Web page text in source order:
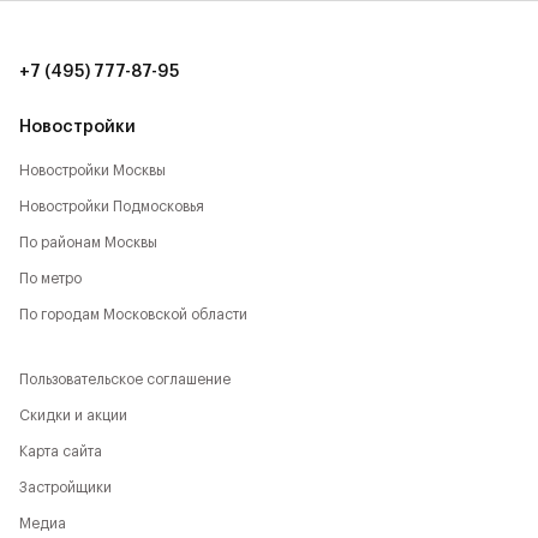
- Парк Будущего,
- Национальный парк,
- Лосиный остров,
- Главный Ботанический сад,
- ВДНХ,
- Парк Останкино,
- Парк Свиблово,
Новостройки
Новостройки Москвы
Новостройки Подмосковья
По районам Москвы
По метро
По городам Московской области
+7 (495) 777-87-95
Пользовательское соглашение
Скидки и акции
Карта сайта
Застройщики
Медиа